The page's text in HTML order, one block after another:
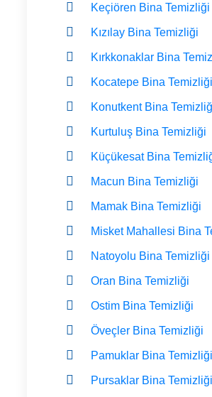
Keçiören Bina Temizliği
Kızılay Bina Temizliği
Kırkkonaklar Bina
Kocatepe Bina Temizliği
Konutkent Bina
Kurtuluş Bina Temizliği
Küçükesat Bina
Macun Bina Temizliği
Mamak Bina Temizliği
Misket Mahallesi Bina
Natoyolu Bina Temizliği
Oran Bina Temizliği
Ostim Bina Temizliği
Öveçler Bina Temizliği
Pamuklar Bina Temizliği
Pursaklar Bina Temizliği